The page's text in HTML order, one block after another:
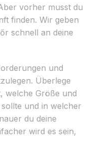
vorher musst du
finden. Wir geben
schnell an deine
und
Überlege
welche Größe und
und in welcher
du deine
wird es sein,